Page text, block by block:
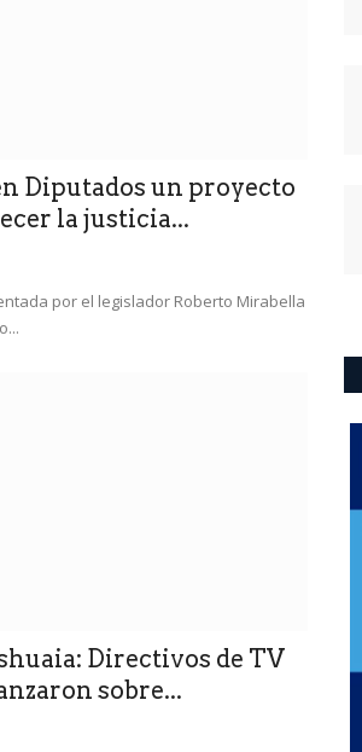
Diputados un proyecto
la justicia...
por el legislador Roberto Mirabella
Directivos de TV
sobre...